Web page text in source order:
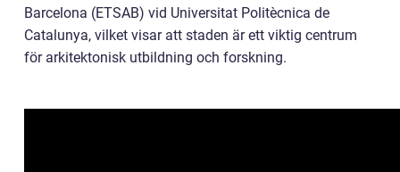
Barcelona (ETSAB) vid Universitat Politècnica de
Catalunya, vilket visar att staden är ett viktig centrum
för arkitektonisk utbildning och forskning.